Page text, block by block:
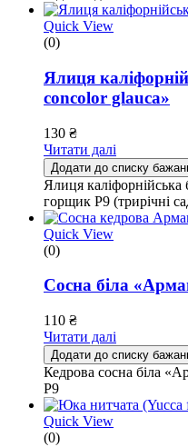
Quick View
(0)
Ялиця
concolor glauca»
130 ₴
Читати далі
Додати до списку
Ялиця
горщик Р9 (трирічні
Quick View
(0)
Сосна біла
110 ₴
Читати далі
Додати до списку
Кедрова сосна біла
Р9
Quick View
(0)